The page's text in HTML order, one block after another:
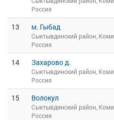
Россия
13 м. Гыбад
Сыктывдинский район, Коми,
Россия
14 Захарово д.
Сыктывдинский район, Коми,
Россия
15 Волокул
Сыктывдинский район, Коми,
Россия